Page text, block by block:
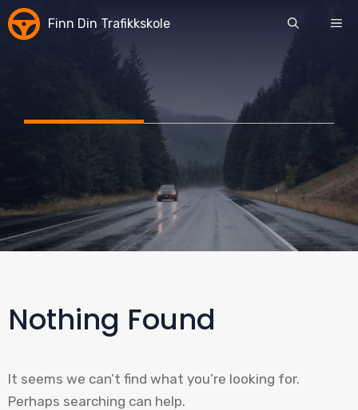
Skip
to
Finn Din Trafikkskole
Nothing Found
It seems we can’t find what you’re looking for.
Perhaps searching can help.